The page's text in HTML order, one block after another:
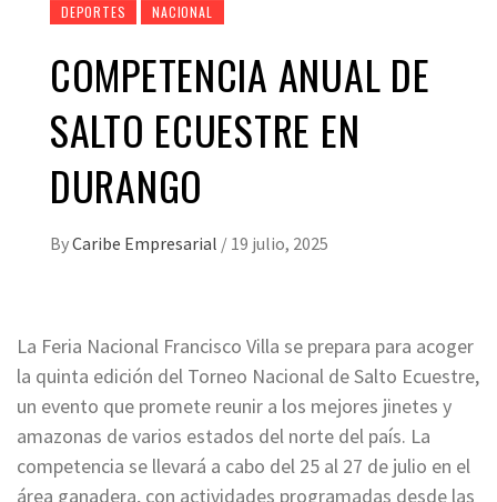
DEPORTES NACIONAL
COMPETENCIA ANUAL DE
SALTO ECUESTRE EN
DURANGO
ByCaribe Empresarial / 19 julio, 2025
La Feria Nacional Francisco Villa se prepara para acoger
la quinta edición del Torneo Nacional de Salto Ecuestre,
un evento que promete reunir a los mejores jinetes y
amazonas de varios estados del norte del país. La
competencia se llevará a cabo del 25 al 27 de julio en el
área ganadera, con actividades programadas desde las